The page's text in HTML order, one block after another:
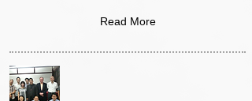
Read More